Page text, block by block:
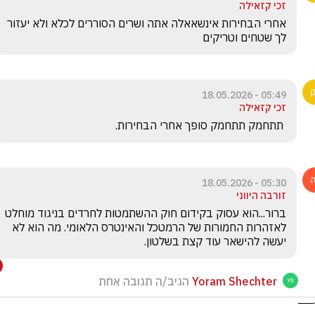
זכי קזאילה
לך שטחים וטריקים
05:49 - 18.05.2026
זכי קזאילה
05:30 - 18.05.2026
זורבה היווני
יעשה להישאר עוד קצת בשלטון.
Yoram Shechter הגיב/ה תגובה אחת